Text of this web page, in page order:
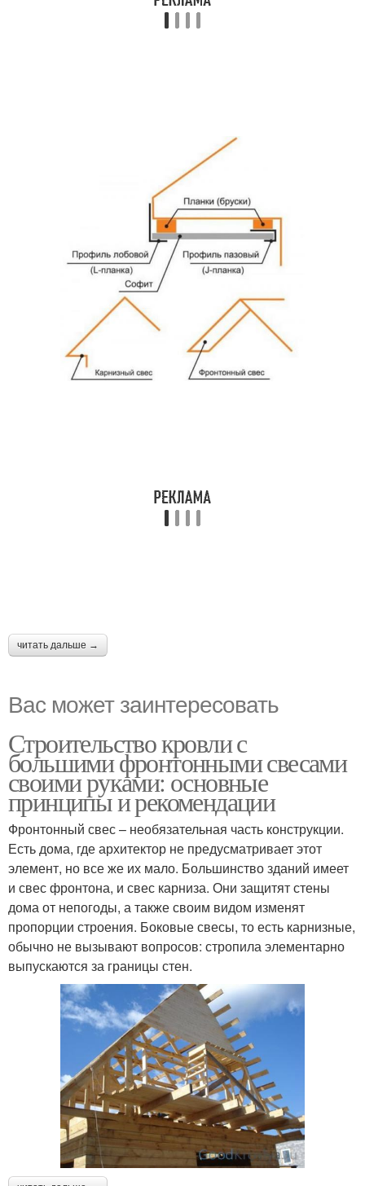
читать дальше →
Вас может заинтересовать
Строительство кровли с
большими фронтонными свесами
своими руками: основные
принципы и рекомендации
Фронтонный свес – необязательная часть конструкции.
Есть дома, где архитектор не предусматривает этот
элемент, но все же их мало. Большинство зданий имеет
и свес фронтона, и свес карниза. Они защитят стены
дома от непогоды, а также своим видом изменят
пропорции строения. Боковые свесы, то есть карнизные,
обычно не вызывают вопросов: стропила элементарно
выпускаются за границы стен.